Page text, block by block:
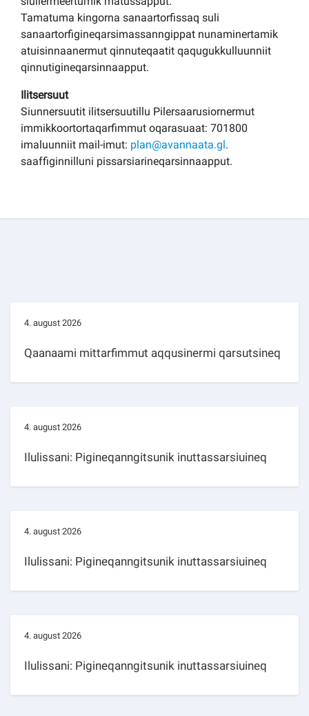
Tamatuma kingorna sanaartorfissaq suli
sanaartorfigineqarsimassanngippat nunaminertamik
atuisinnaanermut qinnuteqaatit qaqugukkulluunniit
qinnutigineqarsinnaapput.
Ilitsersuut
Siunnersuutit ilitsersuutillu Pilersaarusiornermut
immikkoortortaqarfimmut oqarasuaat: 701800
imaluunniit mail-imut: plan@avannaata.gl.
saaffiginnilluni pissarsiarineqarsinnaapput.
4. august 2026
Qaanaami mittarfimmut aqqusinermi qarsutsineq
4. august 2026
Ilulissani: Pigineqanngitsunik inuttassarsiuineq
4. august 2026
Ilulissani: Pigineqanngitsunik inuttassarsiuineq
4. august 2026
Ilulissani: Pigineqanngitsunik inuttassarsiuineq